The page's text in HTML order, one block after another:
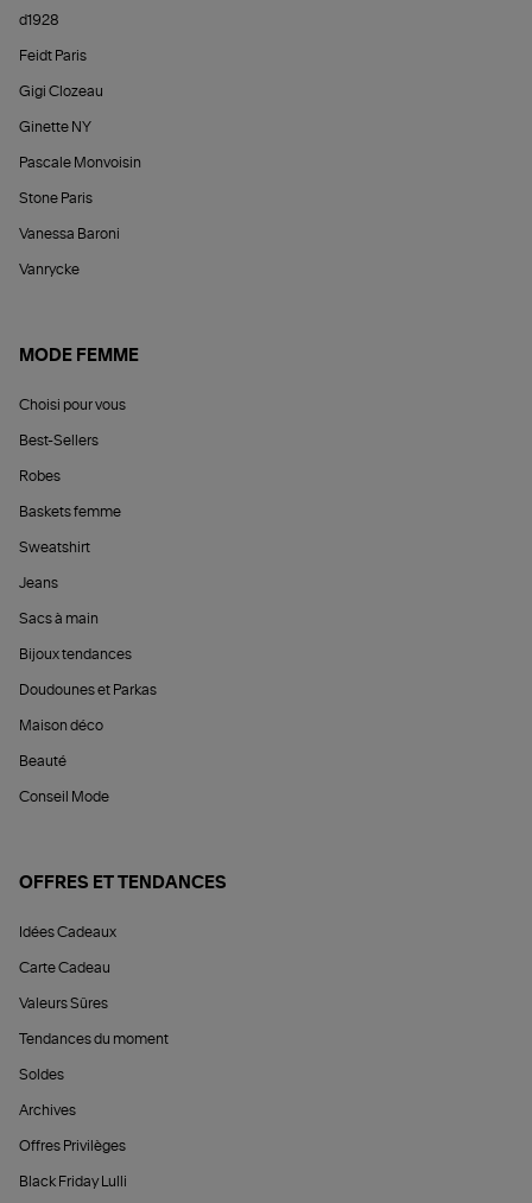
d1928
Feidt Paris
Gigi Clozeau
Ginette NY
Pascale Monvoisin
Stone Paris
Vanessa Baroni
Vanrycke
MODE FEMME
Choisi pour vous
Best-Sellers
Robes
Baskets femme
Sweatshirt
Jeans
Sacs à main
Bijoux tendances
Doudounes et Parkas
Maison déco
Beauté
Conseil Mode
OFFRES ET TENDANCES
Idées Cadeaux
Carte Cadeau
Valeurs Sûres
Tendances du moment
Soldes
Archives
Offres Privilèges
Black Friday Lulli